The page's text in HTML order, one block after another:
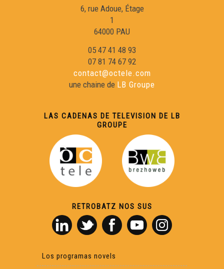
Grandir dab la cultura - Reportatge
L'Ostal Occitan de Vilafranca - Reportatge
Los rescontres occitans de Tence
Téner un restaurant en 2021 - Reportatge
Lo Jaç - Reportatge
Radio Occitania, emission especiala al Bikini -
Reportatge
6, rue Adoue, Étage
1
64000 PAU
05 47 41 48 93
07 81 74 67 92
contact@octele.com
une chaine de LB Groupe
LAS CADENAS DE TELEVISION DE LB
GROUPE
RETROBATZ NOS SUS
Los programas novels